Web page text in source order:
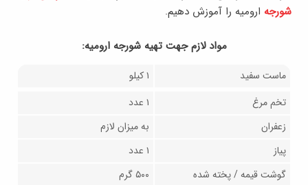
شورجه ارومیه را آموزش دهیم.
مواد لازم جهت تهيه شورجه ارومیه:
ماست سفید
۱ کیلو
تخم مرغ
۱ عدد
زعفران
به میزان لازم
پیاز
۱ عدد
گوشت قیمه / پخته شده
۵۰۰ گرم